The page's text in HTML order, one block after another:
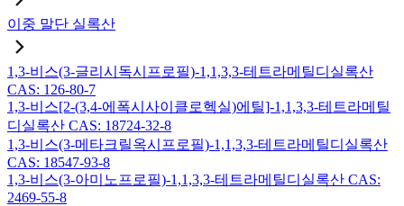
이중 말단 실록산
1,3-비스(3-글리시독시프로필)-1,1,3,3-테트라메틸디실록산
CAS: 126-80-7
1,3-비스[2-(3,4-에폭시사이클로헥실)에틸]-1,1,3,3-테트라메틸
디실록산 CAS: 18724-32-8
1,3-비스(3-메타크릴옥시프로필)-1,1,3,3-테트라메틸디실록산
CAS: 18547-93-8
1,3-비스(3-아미노프로필)-1,1,3,3-테트라메틸디실록산 CAS:
2469-55-8